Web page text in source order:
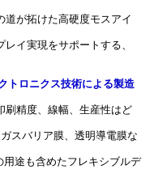
道が拓けた高硬度モスアイ
イ実現をサポートする、
トロニクス技術による製造
精度、線幅、生産性はど
スバリア膜、透明導電膜な
途も含めたフレキシブルデ